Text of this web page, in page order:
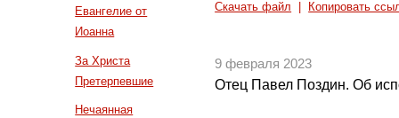
Евангелие от
Иоанна
За Христа
Претерпевшие
Нечаянная
Скачать файл Копировать
9 февраля 2023
Отец Павел Поздин. Об